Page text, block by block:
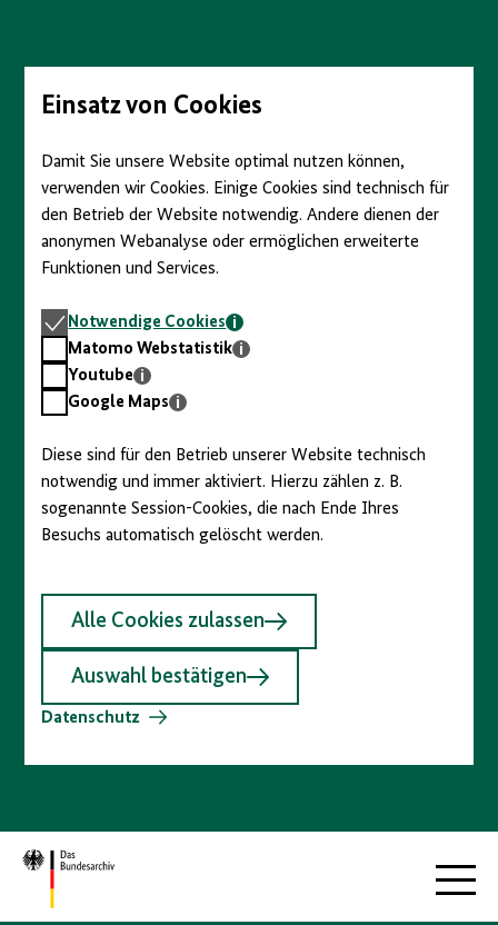
Seiteninhalt
springenEinsatz von Cookies
Damit Sie unsere Website optimal nutzen können,
verwenden wir Cookies. Einige Cookies sind technisch für
den Betrieb der Website notwendig. Andere dienen der
anonymen Webanalyse oder ermöglichen erweiterte
Funktionen und Services.
Notwendige
Cookies
Notwendige Cookies
Matomo
Webstatistik
Matomo Webstatistik
Youtube
Youtube
GoogleGoogle Maps
Diese sind für den Betrieb unserer Website technisch
notwendig und immer aktiviert. Hierzu zählen z. B.
sogenannte Session-Cookies, die nach Ende Ihres
Besuchs automatisch gelöscht werden.
Alle Cookies zulassen
Auswahl bestätigen
Datenschutz
Zur
Startseite